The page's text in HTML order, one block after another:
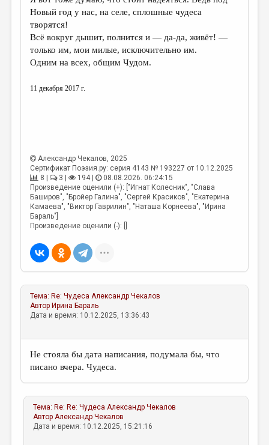
Новый год у нас, на селе, сплошные чудеса
творятся!
Всё вокруг дышит, полнится и — да-да, живёт! —
только им, мои милые, исключительно им.
Одним на всех, общим Чудом.
11 декабря 2017 г.
Александр Чекалов, 2025
Сертификат Поэзия.ру: серия 4143 № 193227 от 10.12.2025
8 |
3 | 194 |
08.08.2026. 06:24:15
Произведение оценили (+): ["Игнат Колесник", "Слава
Баширов", "Бройер Галина", "Сергей Красиков", "Екатерина
Камаева", "Виктор Гаврилин", "Наташа Корнеева", "Ирина
Бараль"]
Произведение оценили (-): []
Тема: Re: Чудеса Александр Чекалов
Автор Ирина Бараль
Дата и время: 10.12.2025, 13:36:43
Не стояла бы дата написания, подумала бы, что
писано вчера. Чудеса.
Тема: Re: Re: Чудеса Александр Чекалов
АвторАлександр Чекалов
Дата и время: 10.12.2025, 15:21:16